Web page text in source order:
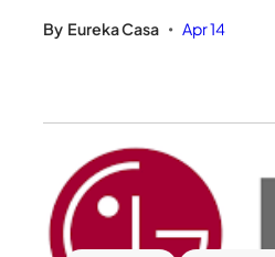
By Eureka Casa • Apr 14